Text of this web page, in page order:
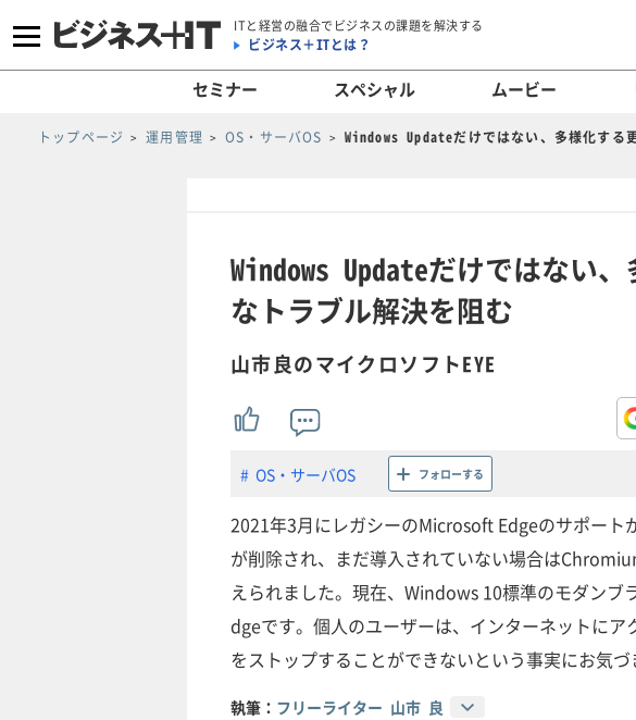
ITと経営の融合でビジネスの課題を解決する
ビジネス＋ITとは？
セミナー スペシャル ムービー
トップページ 運用管理 OS・サーバOS Windows Updateだけではない、多様化する
Windows Updateだけではない
なトラブル解決を阻む
山市良のマイクロソフトEYE
OS・サーバOS フォローする
2021年3月にレガシーのMicrosoft Edgeのサポート
が削除され、まだ導入されていない場合は
えられました。現在、Windows 10標準のモダン
dgeです。個人のユーザーは、インターネットに
をストップすることができないという事実にお気づ
執筆： フリーライター 山市 良